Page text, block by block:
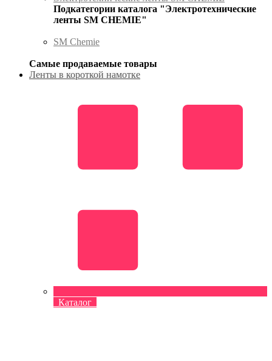
Подкатегории каталога "Электротехнические
ленты SM CHEMIE"
SM Chemie
Самые продаваемые товары
Ленты в короткой намотке
Каталог